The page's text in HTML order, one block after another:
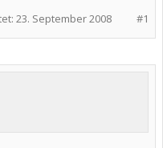
#1
23. September 2008